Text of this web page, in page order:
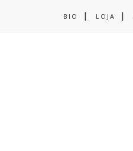
BIO LOJA